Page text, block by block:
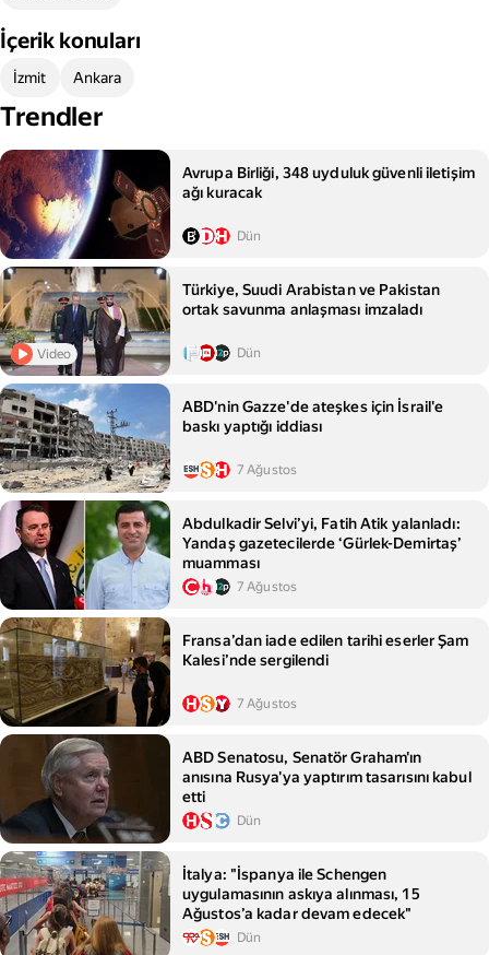
İçerik konuları
İzmit Ankara
Trendler
Avrupa Birliği, 348 uyduluk güvenli iletişim
ağı kuracak
Dün
Video
Türkiye, Suudi Arabistan ve Pakistan
ortak savunma anlaşması imzaladı
Dün
ABD'nin Gazze'de ateşkes için İsrail'e
baskı yaptığı iddiası
7 Ağustos
Abdulkadir Selvi’yi, Fatih Atik yalanladı:
Yandaş gazetecilerde ‘Gürlek-Demirtaş’
muamması
7 Ağustos
Fransa’dan iade edilen tarihi eserler Şam
Kalesi’nde sergilendi
7 Ağustos
ABD Senatosu, Senatör Graham'ın
anısına Rusya'ya yaptırım tasarısını kabul
etti
Dün
İtalya: "İspanya ile Schengen
uygulamasının askıya alınması, 15
Ağustos’a kadar devam edecek"
Dün